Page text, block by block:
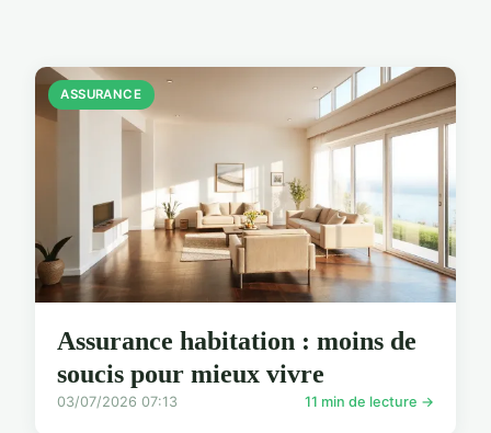
ASSURANCE
Assurance habitation : moins de
soucis pour mieux vivre
03/07/2026 07:13 11 min de lecture →